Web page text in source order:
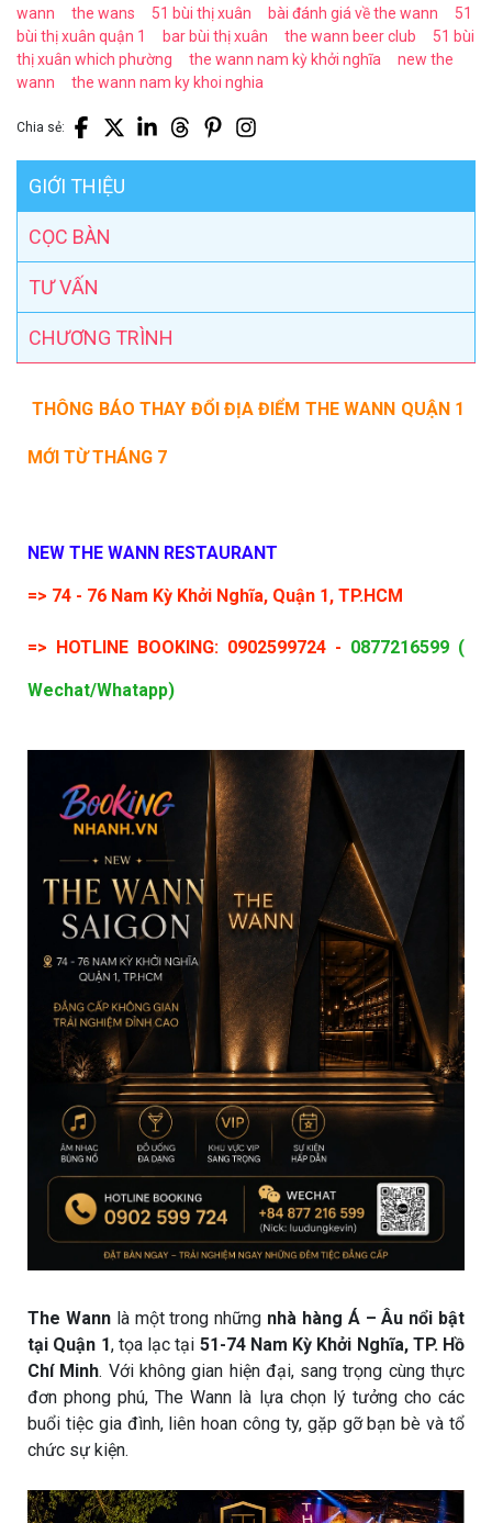
wann
the wans 51 bùi thị xuân bài đánh giá về the wann
51
bùi thị xuân quận 1
bar bùi thị xuân the wann beer club
51 bùi
thị xuân which phường
the wann nam kỳ khởi nghĩa
new the
wann
the wann nam ky khoi nghia
Chia sẻ:
GIỚI THIỆU
CỌC BÀN
TƯ VẤN
CHƯƠNG TRÌNH
THÔNG BÁO THAY ĐỔI ĐỊA ĐIỂM THE WANN QUẬN 1
MỚI TỪ THÁNG 7
NEW THE WANN RESTAURANT
=> 74 - 76 Nam Kỳ Khởi Nghĩa, Quận 1, TP.HCM
=> HOTLINE BOOKING: 0902599724 - 0877216599 (
Wechat/Whatapp)
The Wannlà một trong những nhà hàng Á – Âu nổi bật
tại Quận 1, tọa lạc tại 51-74 Nam Kỳ Khởi Nghĩa, TP. Hồ
Chí Minh. Với không gian hiện đại, sang trọng cùng thực
đơn phong phú, The Wann là lựa chọn lý tưởng cho các
buổi tiệc gia đình, liên hoan công ty, gặp gỡ bạn bè và tổ
chức sự kiện.